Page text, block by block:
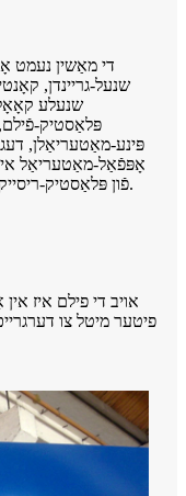
שנעל-גריינדן,
שנעלע
פּלאַסטיק-
פּינע-מאַטעריאַלן,
אָפּפֿאַל-מאַטעריאַל
פֿון פּלאַסטיק-ריסייקלינג-אידעאַלע גראַניאַלירנדיקע עקוויפּמענט.
פיטער מיטל צו